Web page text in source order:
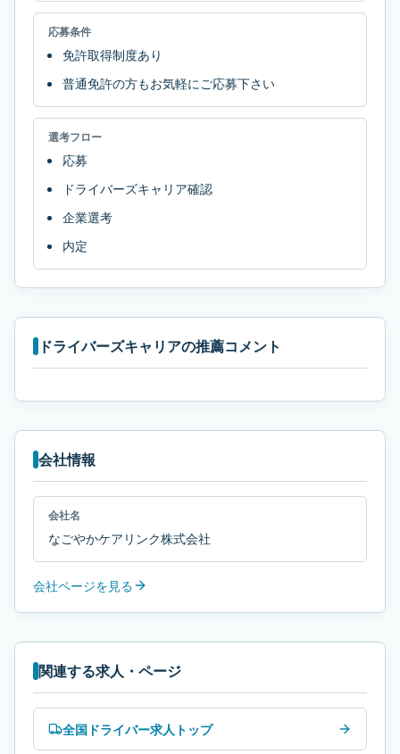
応募条件
免許取得制度あり
普通免許の方もお気軽にご応募下さい
選考フロー
応募
ドライバーズキャリア確認
企業選考
内定
ドライバーズキャリアの推薦コメント
会社情報
会社名
なごやかケアリンク株式会社
会社ページを見る
関連する求人・ページ
全国ドライバー求人トップ